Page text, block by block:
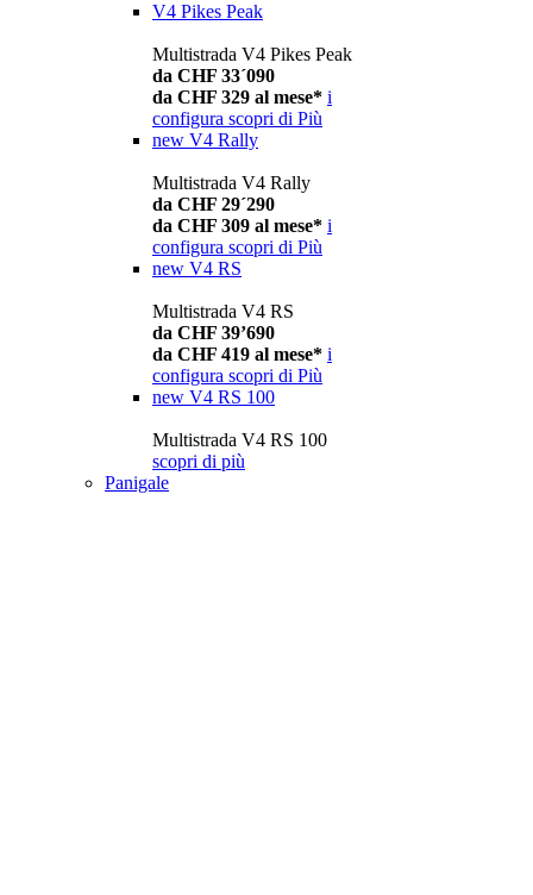
V4 Pikes Peak
Multistrada V4 Pikes Peak
da CHF 33´090
da CHF 329 al mese* i
configura scopri di Più
new V4 Rally
Multistrada V4 Rally
da CHF 29´290
da CHF 309 al mese* i
configura scopri di Più
new V4 RS
Multistrada V4 RS
da CHF 39’690
da CHF 419 al mese* i
configura scopri di Più
new V4 RS 100
Multistrada V4 RS 100
scopri di più
Panigale